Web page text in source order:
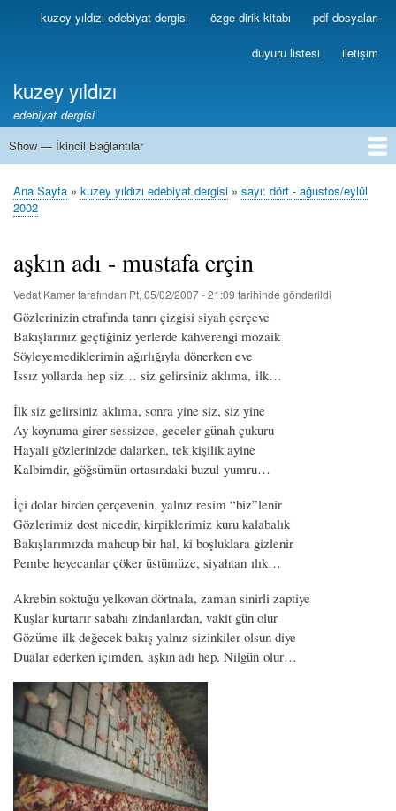
Ana
içeriğe
Birincilkuzey yıldızı edebiyat dergisi özge dirik kitabı pdf dosyaları
duyuru listesi iletişim
kuzey yıldızı
edebiyat dergisi
İkincil
Show — İkincil Bağlantılar
1
2
3
4
5
6
7
8
9
10
11
12
13
Sayfa
Ana Sayfa kuzey yıldızı edebiyat dergisi
sayı: dört - ağustos/eylül
2002
aşkın adı - mustafa erçin
Vedat Kamertarafından Pt, 05/02/2007 - 21:09 tarihinde gönderildi
Gözlerinizin etrafında tanrı çizgisi siyah çerçeve
Bakışlarınız geçtiğiniz yerlerde kahverengi mozaik
Söyleyemediklerimin ağırlığıyla dönerken eve
Issız yollarda hep siz… siz gelirsiniz aklıma, ilk…
İlk siz gelirsiniz aklıma, sonra yine siz, siz yine
Ay koynuma girer sessizce, geceler günah çukuru
Hayali gözlerinizde dalarken, tek kişilik ayine
Kalbimdir, göğsümün ortasındaki buzul yumru…
İçi dolar birden çerçevenin, yalnız resim “biz”lenir
Gözlerimiz dost nicedir, kirpiklerimiz kuru kalabalık
Bakışlarımızda mahcup bir hal, ki boşluklara gizlenir
Pembe heyecanlar çöker üstümüze, siyahtan ılık…
Akrebin soktuğu yelkovan dörtnala, zaman sinirli zaptiye
Kuşlar kurtarır sabahı zindanlardan, vakit gün olur
Gözüme ilk değecek bakış yalnız sizinkiler olsun diye
Dualar ederken içimden, aşkın adı hep, Nilgün olur…